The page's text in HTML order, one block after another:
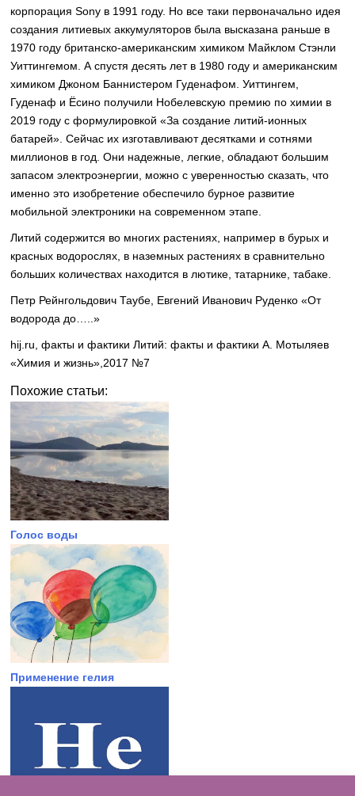
корпорация Sony в 1991 году. Но все таки первоначально идея
создания литиевых аккумуляторов была высказана раньше в
1970 году британско-американским химиком Майклом Стэнли
Уиттингемом. А спустя десять лет в 1980 году и американским
химиком Джоном Баннистером Гуденафом. Уиттингем,
Гуденаф и Ёсино получили Нобелевскую премию по химии в
2019 году с формулировкой «За создание литий-ионных
батарей». Сейчас их изготавливают десятками и сотнями
миллионов в год. Они надежные, легкие, обладают большим
запасом электроэнергии, можно с уверенностью сказать, что
именно это изобретение обеспечило бурное развитие
мобильной электроники на современном этапе.
Литий содержится во многих растениях, например в бурых и
красных водорослях, в наземных растениях в сравнительно
больших количествах находится в лютике, татарнике, табаке.
Петр Рейнгольдович Таубе, Евгений Иванович Руденко «От
водорода до…..»
hij.ru, факты и фактики Литий: факты и фактики А. Мотыляев
«Химия и жизнь»,2017 №7
Похожие статьи:
Голос воды
Применение гелия